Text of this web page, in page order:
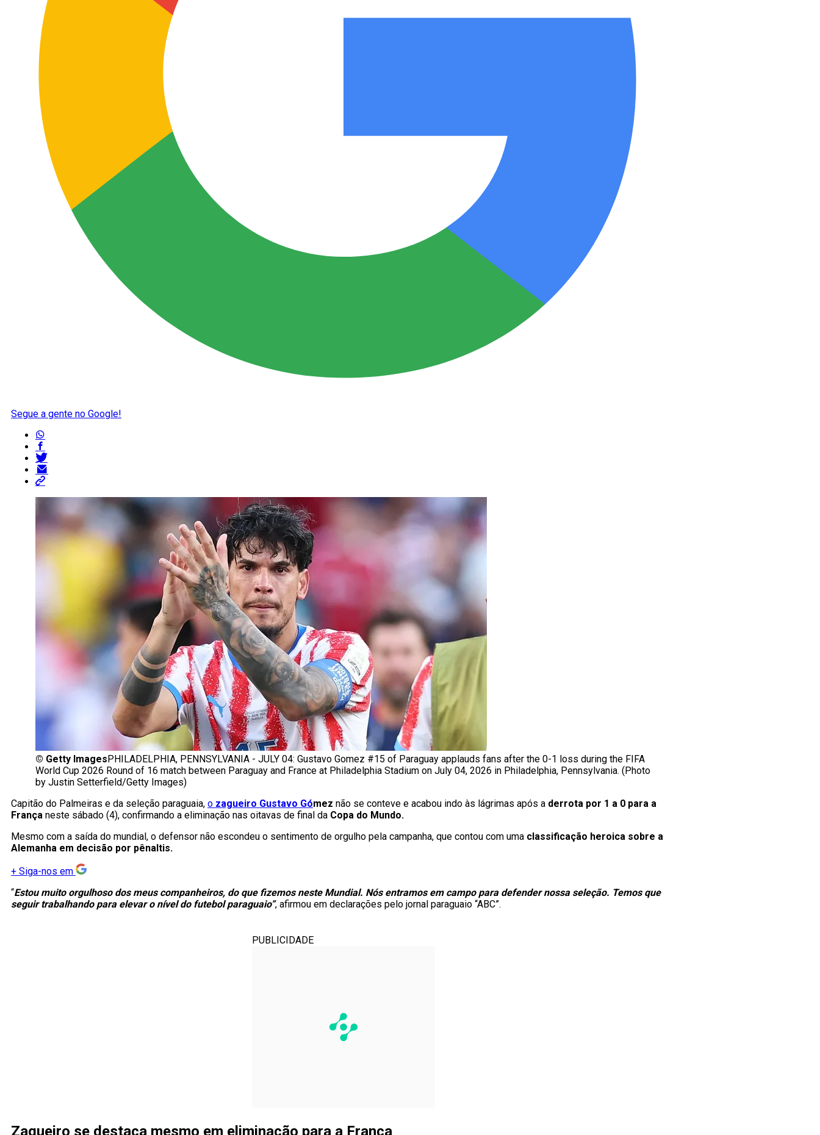
Segue a gente no Google!
© Getty Images PHILADELPHIA, PENNSYLVANIA - JULY 04: Gustavo Gomez #15 of Paraguay applauds fans after the 0-1 loss during the FIFA
World Cup 2026 Round of 16 match between Paraguay and France at Philadelphia Stadium on July 04, 2026 in Philadelphia, Pennsylvania. (Photo
by Justin Setterfield/Getty Images)
Capitão do Palmeiras e da seleção paraguaia, o zagueiro Gustavo Gómez não se conteve e acabou indo às lágrimas após a derrota por 1 a 0 para a
França neste sábado (4), confirmando a eliminação nas oitavas de final da Copa do Mundo.
Mesmo com a saída do mundial, o defensor não escondeu o sentimento de orgulho pela campanha, que contou com uma classificação heroica sobre a
Alemanha em decisão por pênaltis.
+ Siga-nos em
“Estou muito orgulhoso dos meus companheiros, do que fizemos neste Mundial. Nós entramos em campo para defender nossa seleção. Temos que
seguir trabalhando para elevar o nível do futebol paraguaio”, afirmou em declarações pelo jornal paraguaio “ABC”.
PUBLICIDADE